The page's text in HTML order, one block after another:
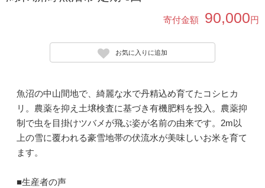
寄付金額 90,000円
お気に入りに追加
魚沼の中山間地で、綺麗な水で丹精込め育てたコシヒカ
リ。農薬を抑え土壌検査に基づき有機肥料を投入。農薬抑
制で虫を目掛けツバメが飛ぶ姿が名前の由来です。2m以
上の雪に覆われる豪雪地帯の伏流水が美味しいお米を育て
ます。
■生産者の声